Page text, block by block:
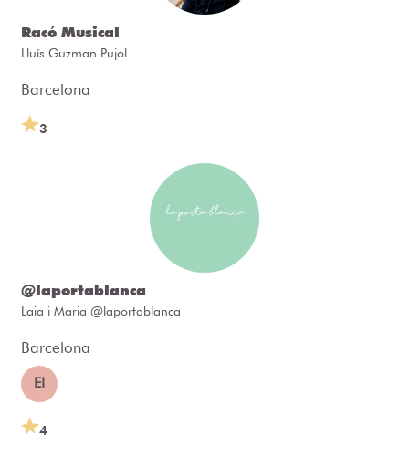
Racó Musical
Lluís Guzman Pujol
Barcelona
3
@laportablanca
Laia i Maria @laportablanca
Barcelona
EI
4